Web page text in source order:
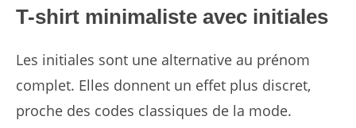
T-shirt minimaliste avec initiales
Les initiales sont une alternative au prénom
complet. Elles donnent un effet plus discret,
proche des codes classiques de la mode.